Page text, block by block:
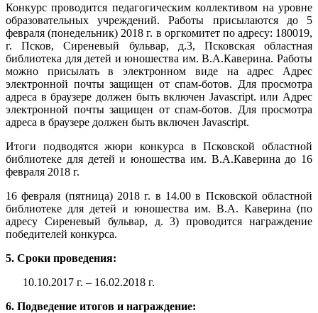
Конкурс проводится педагогическим коллективом на уровне
образовательных учреждений. Работы присылаются до 5
февраля (понедельник) 2018 г. в оргкомитет по адресу: 180019,
г. Псков, Сиреневый бульвар, д.3, Псковская областная
библиотека для детей и юношества им. В.А.Каверина. Работы
можно присылать в электронном виде на адрес Адрес
электронной почты защищен от спам-ботов. Для просмотра
адреса в браузере должен быть включен Javascript. или Адрес
электронной почты защищен от спам-ботов. Для просмотра
адреса в браузере должен быть включен Javascript.
Итоги подводятся жюри конкурса в Псковской областной
библиотеке для детей и юношества им. В.А.Каверина до 16
февраля 2018 г.
16 февраля (пятница) 2018 г. в 14.00 в Псковской областной
библиотеке для детей и юношества им. В.А. Каверина (по
адресу Сиреневый бульвар, д. 3) проводится награждение
победителей конкурса.
5. Сроки проведения:
10.10.2017 г. – 16.02.2018 г.
6. Подведение итогов и награждение: